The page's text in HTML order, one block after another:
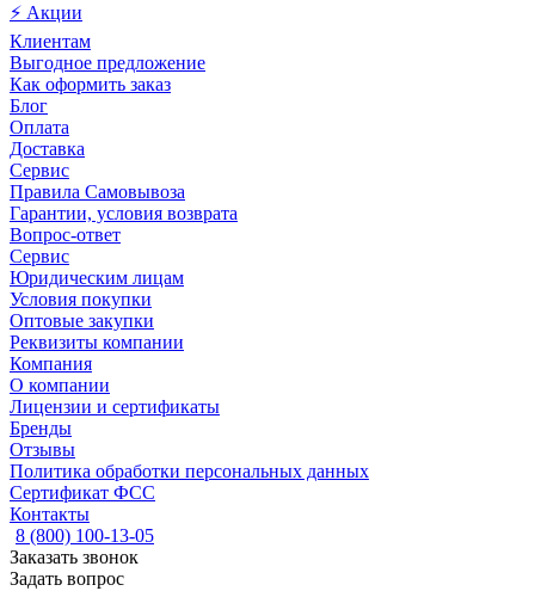
⚡ Акции
Клиентам
Выгодное предложение
Как оформить заказ
Блог
Оплата
Доставка
Сервис
Правила Самовывоза
Гарантии, условия возврата
Вопрос-ответ
Сервис
Юридическим лицам
Условия покупки
Оптовые закупки
Реквизиты компании
Компания
О компании
Лицензии и сертификаты
Бренды
Отзывы
Политика обработки персональных данных
Сертификат ФСС
Контакты
8 (800) 100-13-05
Заказать звонок
Задать вопрос